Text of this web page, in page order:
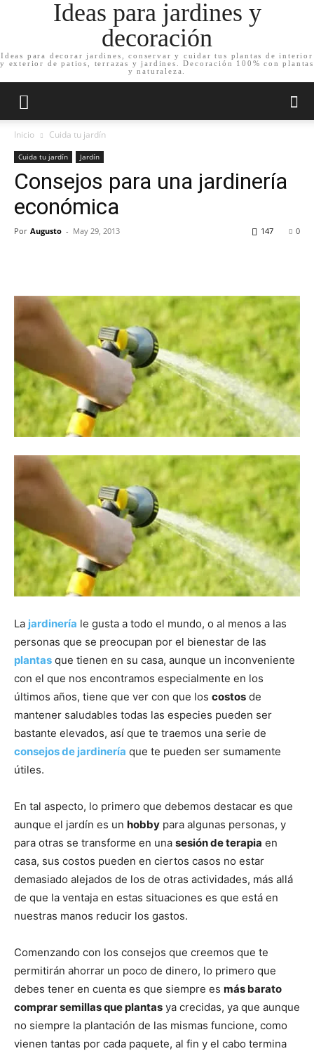
Ideas para jardines y
decoración
Ideas para decorar jardines, conservar y cuidar tus plantas de interior
y exterior de patios, terrazas y jardines. Decoración 100% con plantas
y naturaleza.
Inicio Cuida tu jardín
Cuida tu jardín Jardín
Consejos para una jardinería
económica
Por Augusto - May 29, 2013 0
147
La jardinería le gusta a todo el mundo, o al menos a las
personas que se preocupan por el bienestar de las
plantas que tienen en su casa, aunque un inconveniente
con el que nos encontramos especialmente en los
últimos años, tiene que ver con que los costos de
mantener saludables todas las especies pueden ser
bastante elevados, así que te traemos una serie de
consejos de jardinería que te pueden ser sumamente
útiles.
En tal aspecto, lo primero que debemos destacar es que
aunque el jardín es un hobby para algunas personas, y
para otras se transforme en una sesión de terapia en
casa, sus costos pueden en ciertos casos no estar
demasiado alejados de los de otras actividades, más allá
de que la ventaja en estas situaciones es que está en
nuestras manos reducir los gastos.
Comenzando con los consejos que creemos que te
permitirán ahorrar un poco de dinero, lo primero que
debes tener en cuenta es que siempre es más barato
comprar semillas que plantas ya crecidas, ya que aunque
no siempre la plantación de las mismas funcione, como
vienen tantas por cada paquete, al fin y el cabo termina